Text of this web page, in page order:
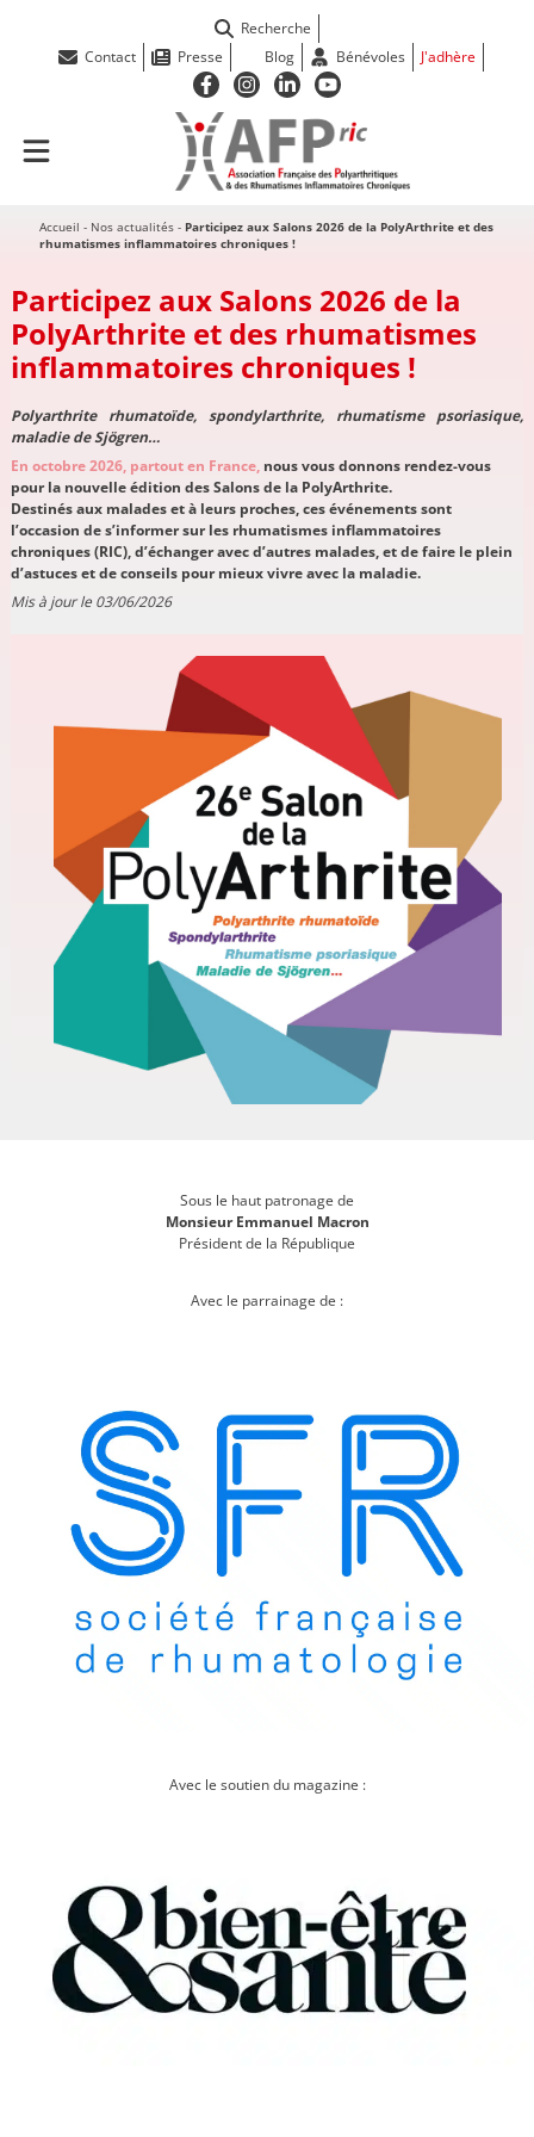
Recherche
Contact
Presse Blog Bénévoles J'adhère
Accueil - Nos actualités - Participez aux Salons 2026 de la PolyArthrite et des
rhumatismes inflammatoires chroniques !
Participez aux Salons 2026 de la
PolyArthrite et des rhumatismes
inflammatoires chroniques !
Polyarthrite rhumatoïde, spondylarthrite, rhumatisme psoriasique,
maladie de Sjögren…
En octobre 2026, partout en France, nous vous donnons rendez-vous
pour la nouvelle édition des Salons de la PolyArthrite.
Destinés aux malades et à leurs proches, ces événements sont
l’occasion de s’informer sur les rhumatismes inflammatoires
chroniques (RIC), d’échanger avec d’autres malades, et de faire le plein
d’astuces et de conseils pour mieux vivre avec la maladie.
Mis à jour le 03/06/2026
Sous le haut patronage de
Monsieur Emmanuel Macron
Président de la République
Avec le parrainage de :
Avec le soutien du magazine :